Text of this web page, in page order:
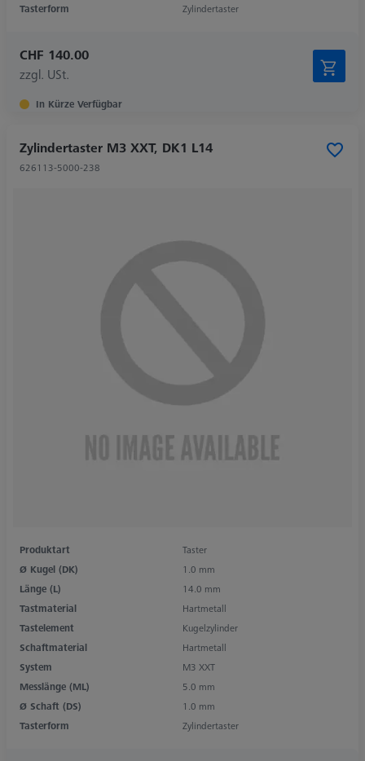
Tasterform
Zylindertaster
CHF 140.00
zzgl. USt.
In Kürze Verfügbar
Zylindertaster M3 XXT, DK1 L14
626113-5000-238
Produktart
Taster
Ø Kugel (DK)
1.0 mm
Länge (L)
14.0 mm
Tastmaterial
Hartmetall
Tastelement
Kugelzylinder
Schaftmaterial
Hartmetall
System
M3 XXT
Messlänge (ML)
5.0 mm
Ø Schaft (DS)
1.0 mm
Tasterform
Zylindertaster